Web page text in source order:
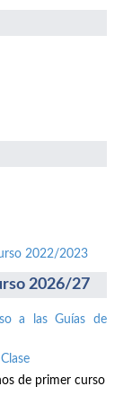
2022/2023
2026/27
a las Guías de
de primer curso